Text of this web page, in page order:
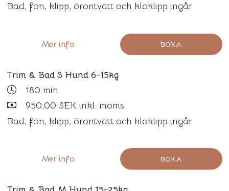
Bad, fön, klipp, örontvätt och kloklipp ingår
BOKA
Mer info
Trim & Bad S Hund 6-15kg
180 min
950,00 SEK inkl. moms
Bad, fön, klipp, örontvätt och kloklipp ingår
BOKA
Mer info